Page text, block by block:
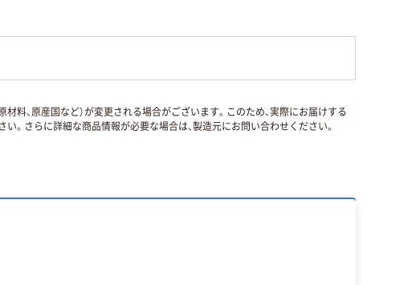
料、原産国など）が変更される場合がございます。このため、実際にお届けする
。さらに詳細な商品情報が必要な場合は、製造元にお問い合わせください。